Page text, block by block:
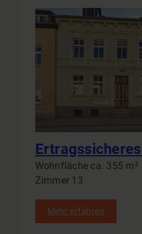
Wohnfläche ca. 355 m²
Zimmer 13
Mehr erfahren